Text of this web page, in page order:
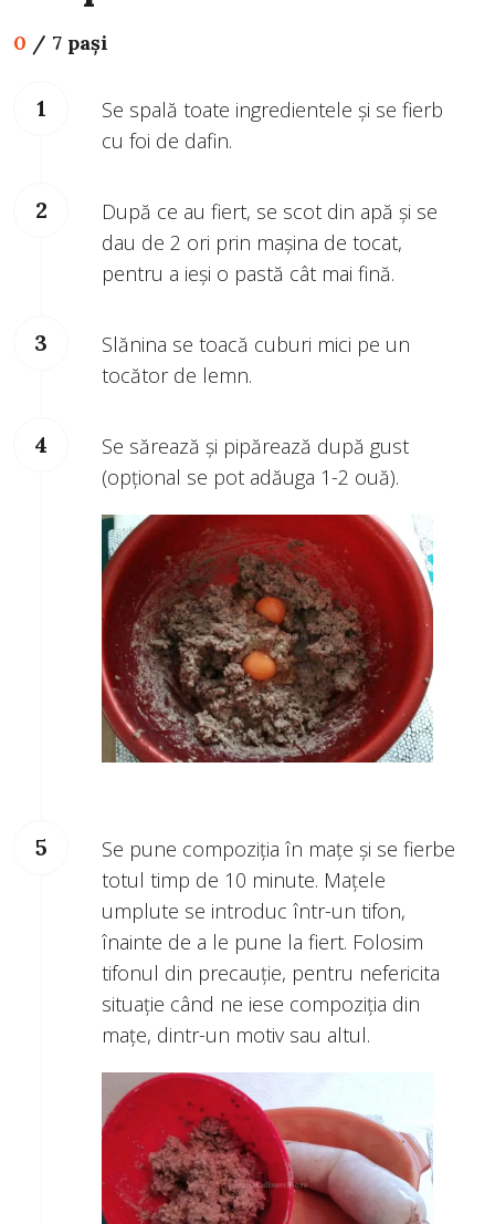
0 / 7 pași
Se spală toate ingredientele și se fierb
cu foi de dafin.
După ce au fiert, se scot din apă și se
dau de 2 ori prin mașina de tocat,
pentru a ieși o pastă cât mai fină.
Slănina se toacă cuburi mici pe un
tocător de lemn.
Se sărează și pipărează după gust
(opțional se pot adăuga 1-2 ouă).
Se pune compoziția în mațe și se fierbe
totul timp de 10 minute. Mațele
umplute se introduc într-un tifon,
înainte de a le pune la fiert. Folosim
tifonul din precauție, pentru nefericita
situație când ne iese compoziția din
mațe, dintr-un motiv sau altul.